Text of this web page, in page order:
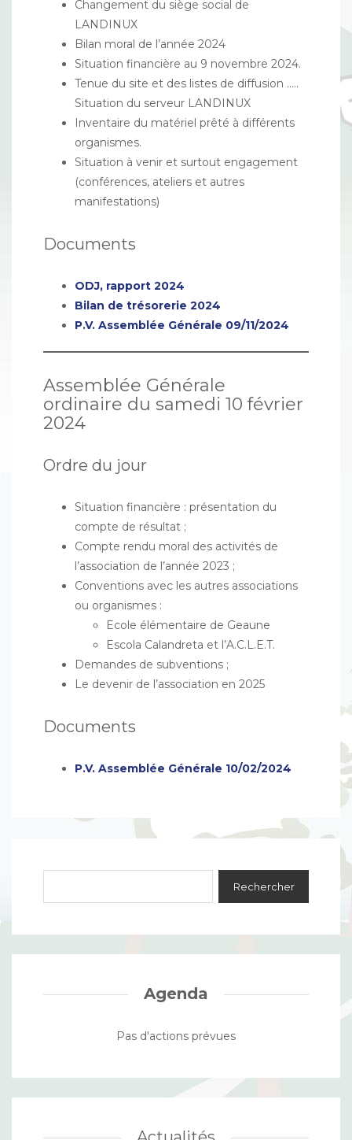
Changement du siège social de
LANDINUX
Bilan moral de l’année 2024
Situation financière au 9 novembre 2024.
Tenue du site et des listes de diffusion …..
Situation du serveur LANDINUX
Inventaire du matériel prêté à différents
organismes.
Situation à venir et surtout engagement
(conférences, ateliers et autres
manifestations)
Documents
ODJ, rapport 2024
Bilan de trésorerie 2024
P.V. Assemblée Générale 09/11/2024
Assemblée Générale
ordinaire du samedi 10 février
2024
Ordre du jour
Situation financière : présentation du
compte de résultat ;
Compte rendu moral des activités de
l’association de l’année 2023 ;
Conventions avec les autres associations
ou organismes :
Ecole élémentaire de Geaune
Escola Calandreta et l’A.C.L.E.T.
Demandes de subventions ;
Le devenir de l’association en 2025
Documents
P.V. Assemblée Générale 10/02/2024
Agenda
Pas d'actions prévues